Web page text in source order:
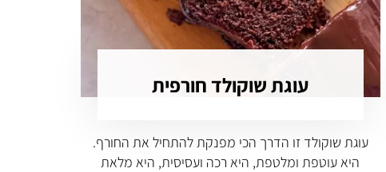
עוגת שוקולד חורפית
עוגת שוקולד זו הדרך הכי מפנקת להתחיל את החורף.
היא עוטפת ומלטפת, היא רכה ועסיסית, היא מלאת